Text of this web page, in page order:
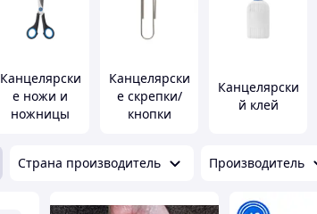
Канцелярски
е ножи и
ножницы
Канцелярски
е скрепки/
кнопки
Канцелярски
й клей
Страна производитель Производитель